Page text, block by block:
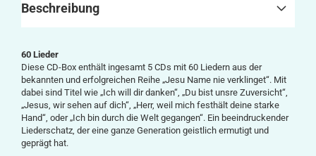
Beschreibung
60 Lieder
Diese CD-Box enthält ingesamt 5 CDs mit 60 Liedern aus der
bekannten und erfolgreichen Reihe „Jesu Name nie verklinget“. Mit
dabei sind Titel wie „Ich will dir danken“, „Du bist unsre Zuversicht“,
„Jesus, wir sehen auf dich“, „Herr, weil mich festhält deine starke
Hand“, oder „Ich bin durch die Welt gegangen“. Ein beeindruckender
Liederschatz, der eine ganze Generation geistlich ermutigt und
geprägt hat.